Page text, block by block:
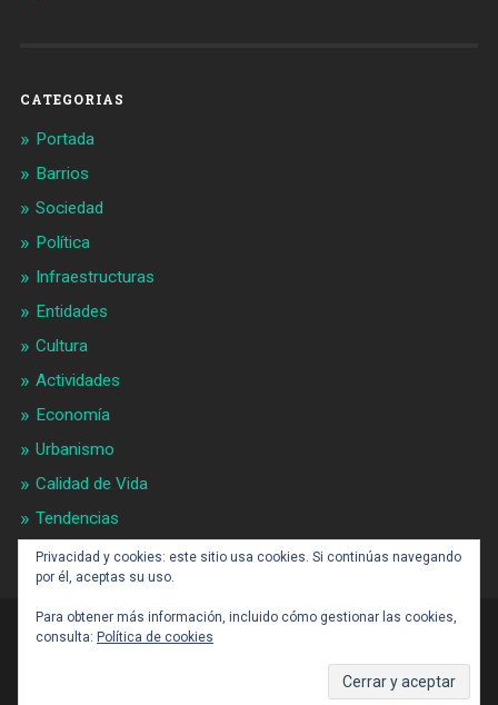
CATEGORIAS
Portada
Barrios
Sociedad
Política
Infraestructuras
Entidades
Cultura
Actividades
Economía
Urbanismo
Calidad de Vida
Tendencias
Gran BCN
CONTACTO: BARCELONAALDIA21 (ARROBA)
Privacidad y cookies: este sitio usa cookies. Si continúas navegando
por él, aceptas su uso.
Para obtener más información, incluido cómo gestionar las cookies,
consulta: Política de cookies